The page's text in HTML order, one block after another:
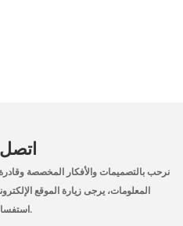
اتصل
نرحب بالتصميمات والأفكار المخصصة
المعلومات، يرجى زيارة الموقع
استفسارات.